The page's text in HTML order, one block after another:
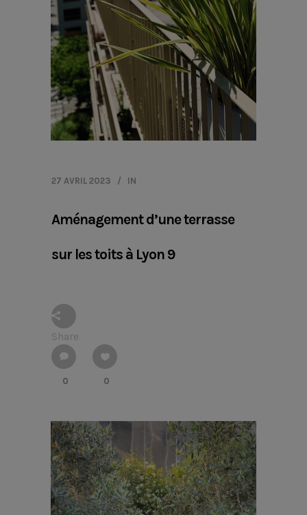
27 AVRIL 2023 IN
Aménagement d’une terrasse
sur les toits à Lyon 9
Share
0 0